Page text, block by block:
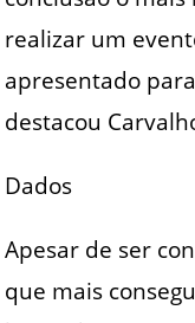
realizar um
apresentado
destacou
Dados
Apesar de ser
que mais